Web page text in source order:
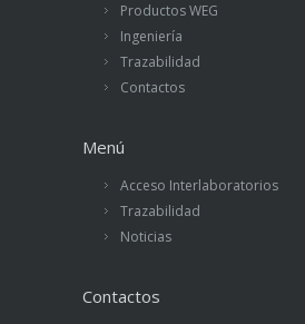
Productos WEG
Ingeniería
Trazabilidad
Contactos
Menú
Acceso Interlaboratorios
Trazabilidad
Noticias
Contactos